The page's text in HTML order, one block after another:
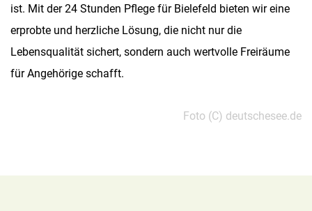
ist. Mit der 24 Stunden Pflege für Bielefeld bieten wir eine
erprobte und herzliche Lösung, die nicht nur die
Lebensqualität sichert, sondern auch wertvolle Freiräume
für Angehörige schafft.
Foto (C) deutschesee.de